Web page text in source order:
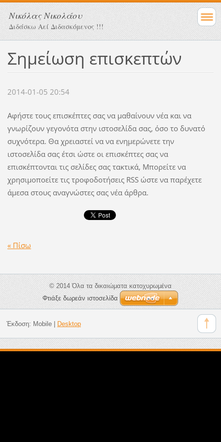
Νικόλας Νικολάου
Διδάσκω Αεί Διδασκόμενος !!!
Σημείωση επισκεπτών
2014-01-05 20:54
Aφήστε τους επισκέπτες σας να μαθαίνουν νέα και να
γνωρίζουν γεγονότα στην ιστοσελίδα σας, όσο το δυνατό
συχνότερα. Θα χρειαστεί να να ενημερώνετε την
ιστοσελίδα σας έτσι ώστε οι επισκέπτες σας να
επισκέπτονται τις σελίδες σας τακτικά, Μπορείτε να
χρησιμοποείτε τις τροφοδοτήσεις RSS ώστε να παρέχετε
άμεσα στους αναγνώστες σας νέα άρθρα.
« Πίσω
© 2014 Όλα τα δικαιώματα κατοχυρωμένα
Φτιάξε δωρεάν ιστοσελίδα
Έκδοση: Mobile| Desktop